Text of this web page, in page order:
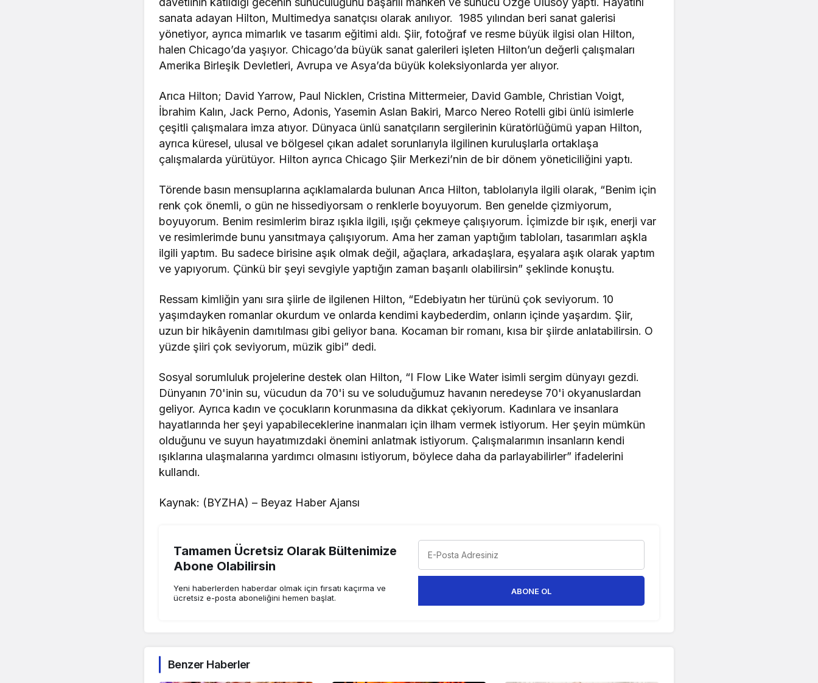
sanata adayan Hilton, Multimedya sanatçısı olarak anılıyor. 1985 yılından beri sanat galerisi
yönetiyor, ayrıca mimarlık ve tasarım eğitimi aldı. Şiir, fotoğraf ve resme büyük ilgisi olan Hilton,
halen Chicago’da yaşıyor. Chicago’da büyük sanat galerileri işleten Hilton’un değerli çalışmaları
Amerika Birleşik Devletleri, Avrupa ve Asya’da büyük koleksiyonlarda yer alıyor.
Arıca Hilton; David Yarrow, Paul Nicklen, Cristina Mittermeier, David Gamble, Christian Voigt,
İbrahim Kalın, Jack Perno, Adonis, Yasemin Aslan Bakiri, Marco Nereo Rotelli gibi ünlü isimlerle
çeşitli çalışmalara imza atıyor. Dünyaca ünlü sanatçıların sergilerinin küratörlüğümü yapan Hilton,
ayrıca küresel, ulusal ve bölgesel çıkan adalet sorunlarıyla ilgilinen kuruluşlarla ortaklaşa
çalışmalarda yürütüyor. Hilton ayrıca Chicago Şiir Merkezi’nin de bir dönem yöneticiliğini yaptı.
Törende basın mensuplarına açıklamalarda bulunan Arıca Hilton, tablolarıyla ilgili olarak, “Benim için
renk çok önemli, o gün ne hissediyorsam o renklerle boyuyorum. Ben genelde çizmiyorum,
boyuyorum. Benim resimlerim biraz ışıkla ilgili, ışığı çekmeye çalışıyorum. İçimizde bir ışık, enerji var
ve resimlerimde bunu yansıtmaya çalışıyorum. Ama her zaman yaptığım tabloları, tasarımları aşkla
ilgili yaptım. Bu sadece birisine aşık olmak değil, ağaçlara, arkadaşlara, eşyalara aşık olarak yaptım
ve yapıyorum. Çünkü bir şeyi sevgiyle yaptığın zaman başarılı olabilirsin” şeklinde konuştu.
Ressam kimliğin yanı sıra şiirle de ilgilenen Hilton, “Edebiyatın her türünü çok seviyorum. 10
yaşımdayken romanlar okurdum ve onlarda kendimi kaybederdim, onların içinde yaşardım. Şiir,
uzun bir hikâyenin damıtılması gibi geliyor bana. Kocaman bir romanı, kısa bir şiirde anlatabilirsin. O
yüzde şiiri çok seviyorum, müzik gibi” dedi.
Sosyal sorumluluk projelerine destek olan Hilton, “I Flow Like Water isimli sergim dünyayı gezdi.
Dünyanın 70'inin su, vücudun da 70'i su ve soluduğumuz havanın neredeyse 70'i okyanuslardan
geliyor. Ayrıca kadın ve çocukların korunmasına da dikkat çekiyorum. Kadınlara ve insanlara
hayatlarında her şeyi yapabileceklerine inanmaları için ilham vermek istiyorum. Her şeyin mümkün
olduğunu ve suyun hayatımızdaki önemini anlatmak istiyorum. Çalışmalarımın insanların kendi
ışıklarına ulaşmalarına yardımcı olmasını istiyorum, böylece daha da parlayabilirler” ifadelerini
kullandı.
Kaynak: (BYZHA) – Beyaz Haber Ajansı
Tamamen Ücretsiz Olarak Bültenimize
Abone Olabilirsin
Yeni haberlerden haberdar olmak için fırsatı kaçırma ve
ücretsiz e-posta aboneliğini hemen başlat.
ABONE OL
Benzer Haberler